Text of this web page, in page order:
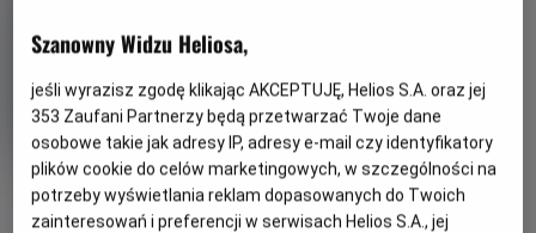
OBSERWUJ
Ghost in the Shell w Helios
Anime
Oryginalny
tytuł
Kōkaku Kidōtai Gatunek
Anime
Minimalny
wiek
Od 15 lat
Czas
trwania
93 min
Szanowny Widzu Heliosa,
jeśli wyrazisz zgodę klikając AKCEPTUJĘ, Helios S.A. oraz jej
353 Zaufani Partnerzy będą przetwarzać Twoje dane
osobowe takie jak adresy IP, adresy e-mail czy identyfikatory
plików cookie do celów marketingowych, w szczególności na
potrzeby wyświetlania reklam dopasowanych do Twoich
zainteresowań i preferencji w serwisach Helios S.A., jej